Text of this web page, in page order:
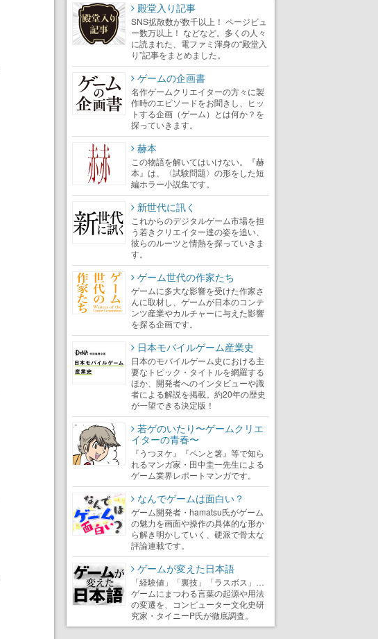
殿堂入り記事
SNS拡散数が数千以上！ ページビュ
ー数万以上！ などなど。多くの人々
に読まれた、電ファミ渾身の“殿堂入
り”記事をまとめました。
ゲームの企画書
名作ゲームクリエイターの方々に製
作時のエピソードをお聞きし、ヒッ
トする企画（ゲーム）とは何か？を
探っていきます。
赫本
この物語を解いてはいけない。『赫
本』は、〈試験問題〉の形をした短
編ホラー小説集です。
新世代に訊く
これからのデジタルゲーム市場を担
う若きクリエイター達の姿を追い、
彼らのルーツと情熱を探っていきま
す。
ゲーム世代の作家たち
ゲームに多大な影響を受けた作家さ
んに取材し、ゲームが日本のコンテ
ンツ産業やカルチャーに与えた影響
を探る企画です。
日本モバイルゲーム産業史
日本のモバイルゲーム史における主
要なトピック・タイトルを網羅する
ほか、開発者へのインタビューや識
者による解説を掲載。約20年の歴史
が一望できる決定版！
若ゲのいたり〜ゲームクリエ
イターの青春〜
『うつヌケ』『ペンと箸』等で知ら
れるマンガ家・田中圭一先生による
ゲーム業界レポートマンガです。
なんでゲームは面白い？
ゲーム開発者・hamatsu氏がゲーム
の魅力を画面や操作の具体的な形か
ら解き明かしていく、硬派で骨太な
評論連載です。
ゲームが変えた日本語
「経験値」「裏技」「ラスボス」…
ゲームにまつわる言葉の起源や用法
の変遷を、コンピューター文化史研
究家・タイニーP氏が徹底調査。